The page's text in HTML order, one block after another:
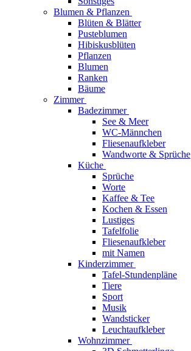
Blumen & Pflanzen
Blüten & Blätter
Pusteblumen
Hibiskusblüten
Pflanzen
Blumen
Ranken
Bäume
Zimmer
Badezimmer
See & Meer
WC-Männchen
Fliesenaufkleber
Wandworte & Sprüche
Küche
Sprüche
Worte
Kaffee & Tee
Kochen & Essen
Lustiges
Tafelfolie
Fliesenaufkleber
mit Namen
Kinderzimmer
Tafel-Stundenpläne
Tiere
Sport
Musik
Wandsticker
Leuchtaufkleber
Wohnzimmer